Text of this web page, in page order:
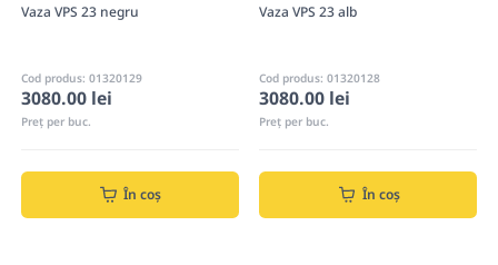
Vaza VPS 23 negru
Cod produs: 01320129
3080.00 lei
Preț per buc.
În coș
Vaza VPS 23 alb
Cod produs: 01320128
3080.00 lei
Preț per buc.
În coș